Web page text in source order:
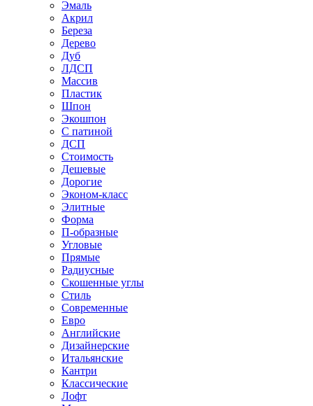
Эмаль
Акрил
Береза
Дерево
Дуб
ЛДСП
Массив
Пластик
Шпон
Экошпон
С патиной
ДСП
Стоимость
Дешевые
Дорогие
Эконом-класс
Элитные
Форма
П-образные
Угловые
Прямые
Радиусные
Скошенные углы
Стиль
Современные
Евро
Английские
Дизайнерские
Итальянские
Кантри
Классические
Лофт